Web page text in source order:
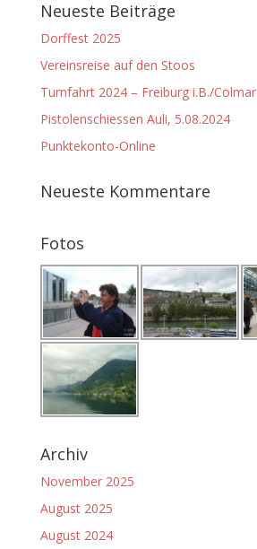
Neueste Beiträge
Dorffest 2025
Vereinsreise auf den Stoos
Turnfahrt 2024 – Freiburg i.B./Colmar
Pistolenschiessen Auli, 5.08.2024
Punktekonto-Online
Neueste Kommentare
Fotos
Archiv
November 2025
August 2025
August 2024